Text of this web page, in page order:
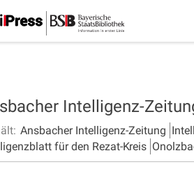
Intelligenz-
Ansbacher Intelligenz-Zeitung
für den Rezat-Kreis